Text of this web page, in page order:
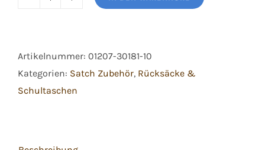
Ice
Blue
Menge
Artikelnummer: 01207-30181-10
Kategorien: Satch Zubehör, Rücksäcke &
Schultaschen